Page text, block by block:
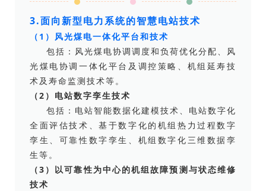
3.面向新型电力系统的智慧电站技术
（1）风光煤电一体化平台和技术
包括：风光煤电协调调度和负荷优化分配、风
光煤电协调一体化平台及调控策略、机组延寿技
术及寿命监测技术等。
（2）电站数字孪生技术
包括：电站智能数据化建模技术、电站数字化
全面评估技术、基于数字化的机组热力过程数字
孪生、可靠性数字孪生、机组数字化三维数据孪
生等。
（3）以可靠性为中心的机组故障预测与状态维修
技术